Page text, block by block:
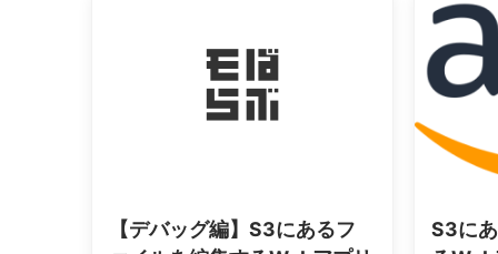
【デバッグ編】S3にあるフ
S3に